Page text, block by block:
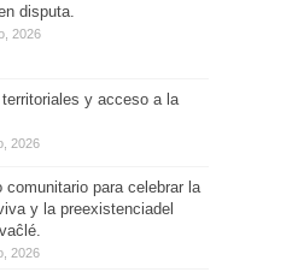
disputa.
2026
territoriales y acceso a la
2026
comunitario para celebrar la
y la preexistenciadel
2026